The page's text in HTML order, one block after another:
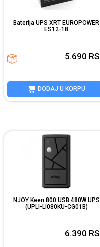
Baterija UPS XRT EUROPOWER
ES12-18
5.690
DODAJ U KORPU
NJOY Keen 800 USB 480W UPS
(UPLI-LI080KU-CG01B)
6.390